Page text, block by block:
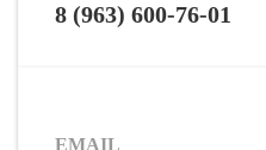
8 (963) 600-76-01
EMAIL